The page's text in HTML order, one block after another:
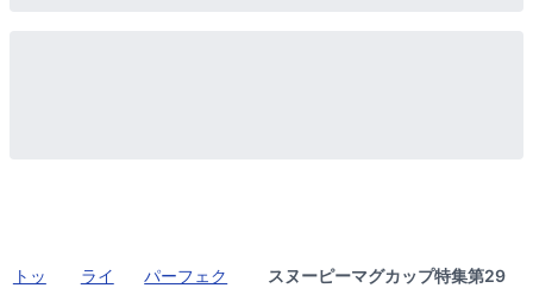
トッ
ライ
パーフェク
スヌーピーマグカップ特集第29